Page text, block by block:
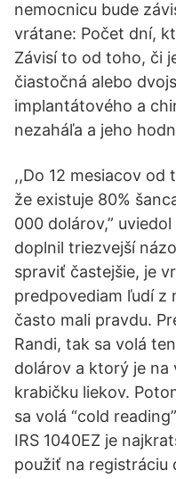
nemocnicu bude
vrátane: Počet dní,
Závisí to od toho, či
čiastočná alebo
implantátového a
nezaháľa a jeho
,,Do 12 mesiacov od
že existuje 80%
000 dolárov,”
doplnil triezvejší
spraviť častejšie, je
predpovediam ľudí z
často mali pravdu.
Randi, tak sa volá
dolárov a ktorý je na
krabičku liekov.
sa volá “cold
IRS 1040EZ je
použiť na registráciu